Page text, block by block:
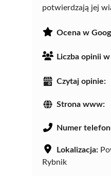
potwierdzają jej
Ocena w
Liczba opinii
Czytaj opinie:
Strona www:
Numer
Lokalizacja:
Rybnik